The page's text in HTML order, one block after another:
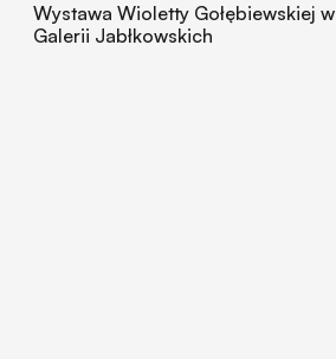
Wystawa Wioletty Gołębiewskiej w
Galerii Jabłkowskich